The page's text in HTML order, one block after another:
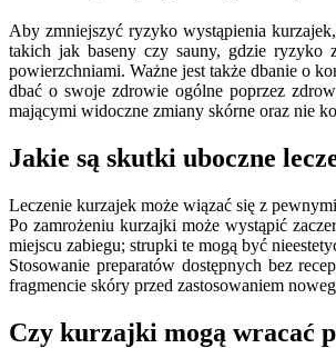
Aby zmniejszyć ryzyko wystąpienia
takich jak baseny czy sauny, gdzie ryzyko
powierzchniami. Ważne jest także dbanie o
dbać o swoje zdrowie ogólne poprzez
mającymi widoczne zmiany skórne oraz nie
Jakie są skutki uboczne
Leczenie kurzajek może wiązać się z
Po zamrożeniu kurzajki może wystąpić
miejscu zabiegu; strupki te mogą być
Stosowanie preparatów dostępnych bez
fragmencie skóry przed zastosowaniem
Czy kurzajki mogą wracać